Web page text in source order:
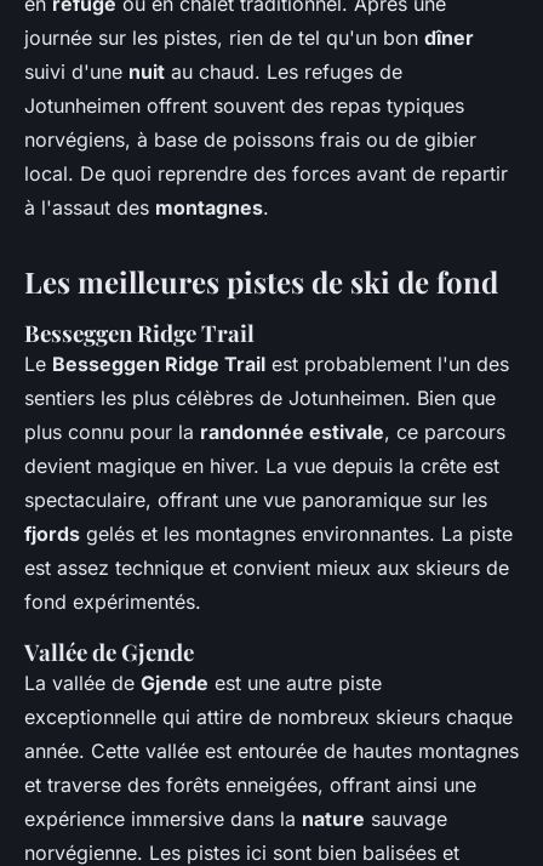
journée sur les pistes, rien de tel qu'un bon dîner
suivi d'une nuit au chaud. Les refuges de
Jotunheimen offrent souvent des repas typiques
norvégiens, à base de poissons frais ou de gibier
local. De quoi reprendre des forces avant de repartir
à l'assaut des montagnes.
Les meilleures pistes de ski de fond
Besseggen Ridge Trail
Le Besseggen Ridge Trail est probablement l'un des
sentiers les plus célèbres de Jotunheimen. Bien que
plus connu pour la randonnée estivale, ce parcours
devient magique en hiver. La vue depuis la crête est
spectaculaire, offrant une vue panoramique sur les
fjords gelés et les montagnes environnantes. La piste
est assez technique et convient mieux aux skieurs de
fond expérimentés.
Vallée de Gjende
La vallée de Gjende est une autre piste
exceptionnelle qui attire de nombreux skieurs chaque
année. Cette vallée est entourée de hautes montagnes
et traverse des forêts enneigées, offrant ainsi une
expérience immersive dans la nature sauvage
norvégienne. Les pistes ici sont bien balisées et